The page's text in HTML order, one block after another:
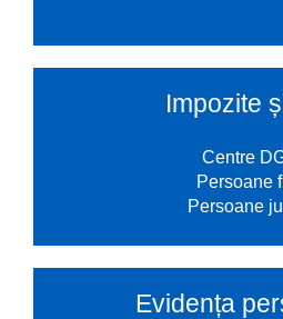
Impozite
Centre
Persoane
Persoane
Evidența